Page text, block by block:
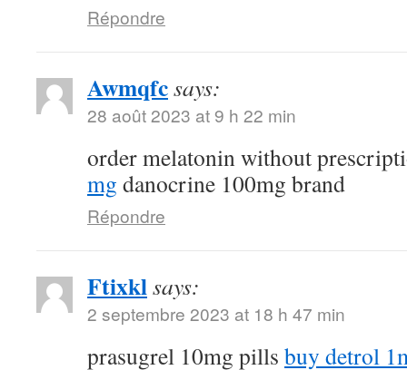
Répondre
Awmqfcsays:
28 août 2023 at 9 h 22 min
order melatonin without
mg danocrine 100mg brand
Répondre
Ftixklsays:
2 septembre 2023 at 18 h 47 min
prasugrel 10mg pills buy detrol